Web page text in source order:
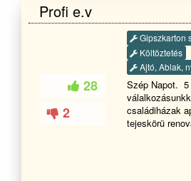
Profi e.v
28
2
Gipszkarton
Költöztetés
Ajtó, Ablak,
Szép Napot.
családiházak
tejeskörü